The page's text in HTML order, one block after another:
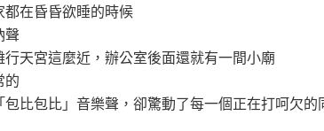
在昏昏欲睡的時候
聲
天宮這麼近，辦公室後面還就有一間小廟
的
比包比」音樂聲，卻驚動了每一個正在打呵欠的